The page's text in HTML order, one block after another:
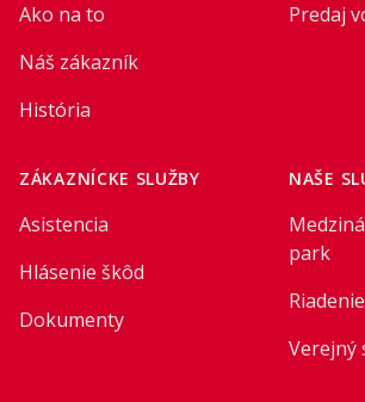
Ako na to
Náš zákazník
História
Predaj
ZÁKAZNÍCKE SLUŽBY
Asistencia
Hlásenie škôd
Dokumenty
NAŠE
park
Verejný